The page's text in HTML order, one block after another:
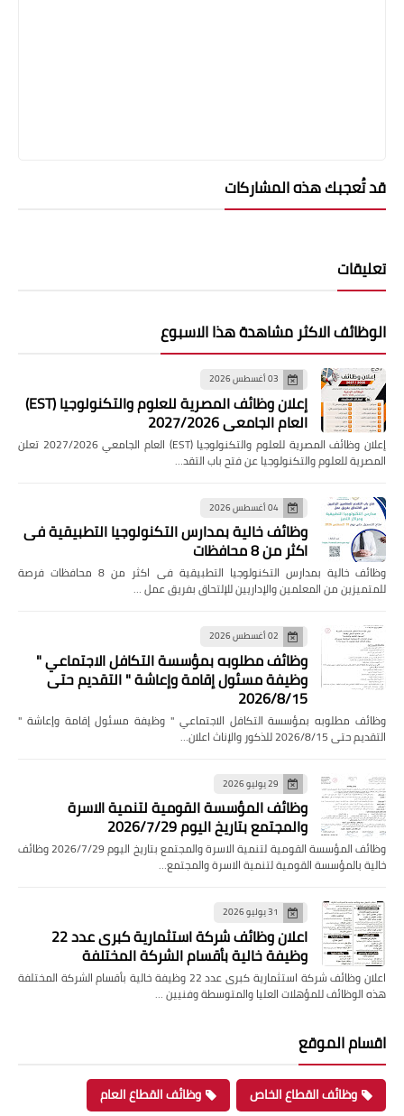
قد تُعجبك هذه المشاركات
تعليقات
الوظائف الاكثر مشاهدة هذا الاسبوع
03 أغسطس 2026
إعلان وظائف المصرية للعلوم والتكنولوجيا (EST)
العام الجامعي 2027/2026
إعلان وظائف المصرية للعلوم والتكنولوجيا (EST) العام الجامعي 2027/2026 تعلن
المصرية للعلوم والتكنولوجيا عن فتح باب التقد…
04 أغسطس 2026
وظائف خالية بمدارس التكنولوجيا التطبيقية فى
اكثر من 8 محافظات
وظائف خالية بمدارس التكنولوجيا التطبيقية فى اكثر من 8 محافظات فرصة
للمتميزين من المعلمين والإداريين للإلتحاق بفريق عمل …
02 أغسطس 2026
وظائف مطلوبه بمؤسسة التكافل الاجتماعي "
وظيفة مسئول إقامة وإعاشة " التقديم حتى
2026/8/15
وظائف مطلوبه بمؤسسة التكافل الاجتماعي " وظيفة مسئول إقامة وإعاشة "
التقديم حتى 2026/8/15 للذكور والإناث اعلان…
29 يوليو 2026
وظائف المؤسسة القومية لتنمية الاسرة
والمجتمع بتاريخ اليوم 2026/7/29
وظائف المؤسسة القومية لتنمية الاسرة والمجتمع بتاريخ اليوم 2026/7/29 وظائف
خالية بالمؤسسة القومية لتنمية الاسرة والمجتمع…
31 يوليو 2026
اعلان وظائف شركة استثمارية كبرى عدد 22
وظيفة خالية بأقسام الشركة المختلفة
اعلان وظائف شركة استثمارية كبرى عدد 22 وظيفة خالية بأقسام الشركة المختلفة
هذه الوظائف للمؤهلات العليا والمتوسطة وفنيين …
اقسام الموقع
وظائف القطاع الخاص وظائف القطاع العام